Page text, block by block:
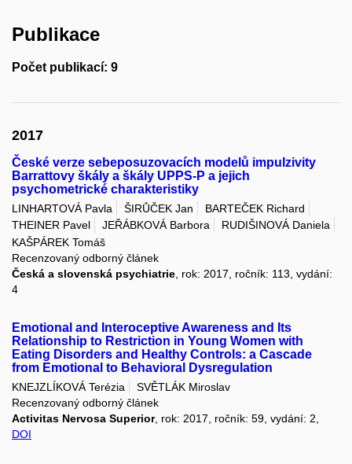
Publikace
Počet publikací: 9
2017
České verze sebeposuzovacích modelů impulzivity
Barrattovy škály a škály UPPS-P a jejich
psychometrické charakteristiky
LINHARTOVÁ Pavla ŠIRŮČEK Jan
BARTEČEK Richard
THEINER Pavel
JEŘÁBKOVÁ Barbora
RUDIŠINOVÁ Daniela
KAŠPÁREK Tomáš
Recenzovaný odborný článek
Česká a slovenská psychiatrie , rok: 2017, ročník: 113, vydání:
4
Emotional and Interoceptive Awareness and Its
Relationship to Restriction in Young Women with
Eating Disorders and Healthy Controls: a Cascade
from Emotional to Behavioral Dysregulation
KNEJZLÍKOVÁ Terézia
SVĚTLÁK Miroslav
Recenzovaný odborný článek
Activitas Nervosa Superior, rok: 2017, ročník: 59, vydání: 2,
DOI